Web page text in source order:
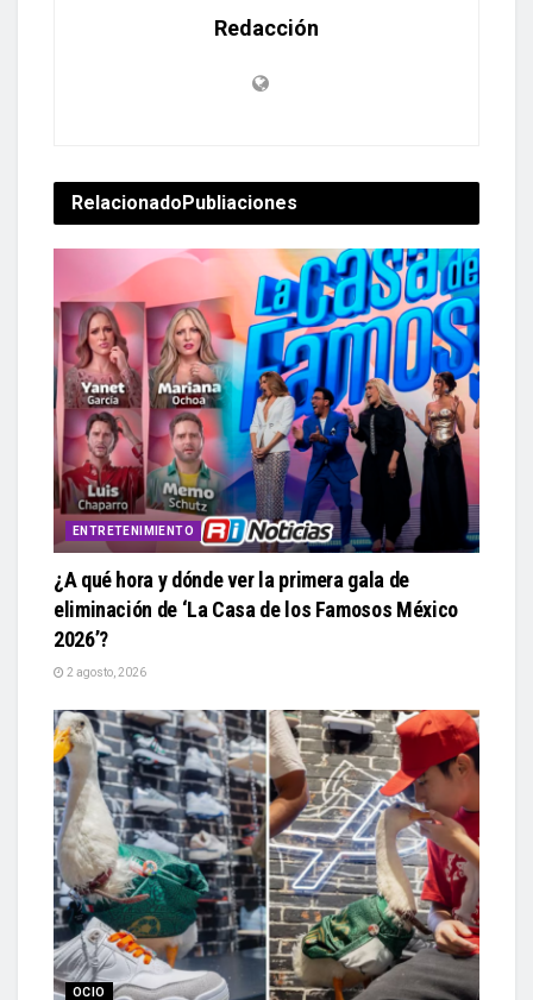
Redacción
RelacionadoPubliaciones
ENTRETENIMIENTO
¿A qué hora y dónde ver la primera gala de
eliminación de ‘La Casa de los Famosos México
2026’?
2 agosto, 2026
OCIO